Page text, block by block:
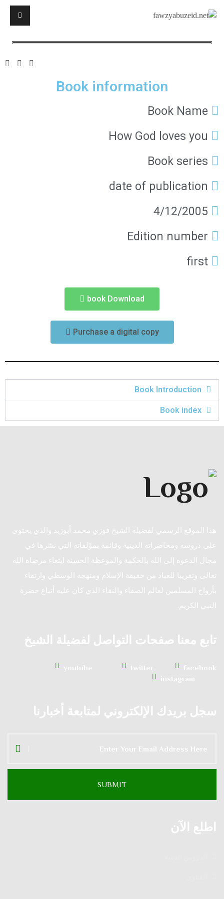
Book information
Book Name
How God loves you
Book series
date of publication
4/12/2005
Edition number
first
book Download
Purchase a digital copy
Book Introduction
Book index
هذا الموقع الرسمي لفضيلة الشيخ فوزي محمد أبوزيد والذي يحتوى
على دروسه ومحاضراته الدينية وقائمة بمؤلفاته التي نشرها في
مجال الدعوة إلى الله بالحكمة والموعظة الحسنة ابتغاء مرضاة الله
تعالى وتقريبا للعباد من حقيقة الإسلام ومنهجه الوسطي وارتقاء
بأرواح المسلمين لعالم الصفاء والنقاء الذي كان عليه أتباع حضرة
النبي الكريم.
تابع معنا صفحات التواصل لفضيلة الشيخ
facebook
twitter
youtube
instagram
سجل بريدك الإلكتروني لمتابعة أخبارنا
اطلع الآن